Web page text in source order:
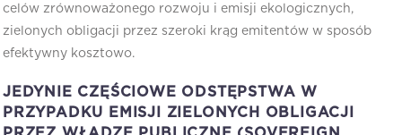
celów zrównoważonego rozwoju i emisji ekologicznych,
zielonych obligacji przez szeroki krąg emitentów w sposób
efektywny kosztowo.
JEDYNIE CZĘŚCIOWE ODSTĘPSTWA W
PRZYPADKU EMISJI ZIELONYCH OBLIGACJI